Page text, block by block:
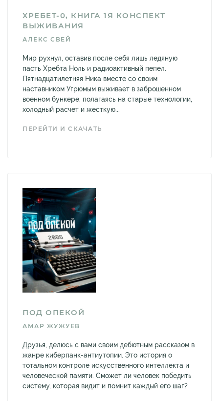
ХРЕБЕТ-0, КНИГА 1Я КОНСПЕКТ
ВЫЖИВАНИЯ
АЛЕКС СВЕЙ
Мир рухнул, оставив после себя лишь ледяную
пасть Хребта Ноль и радиоактивный пепел.
Пятнадцатилетняя Ника вместе со своим
наставником Угрюмым выживает в заброшенном
военном бункере, полагаясь на старые технологии,
холодный расчет и жесткую...
ПЕРЕЙТИ И СКАЧАТЬ
ПОД ОПЕКОЙ
АМАР ЖУЖУЕВ
Друзья, делюсь с вами своим дебютным рассказом в
жанре киберпанк-антиутопии. Это история о
тотальном контроле искусственного интеллекта и
человеческой памяти. Сможет ли человек победить
систему, которая видит и помнит каждый его шаг?